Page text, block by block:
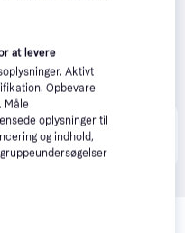
, som ikke er
at levere
Aktivt
Opbevare
Måle
oplysninger til
og indhold,